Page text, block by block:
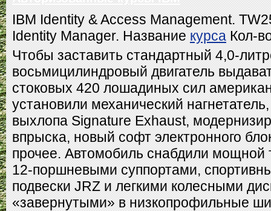
IBM Identity & Access Management.
Identity Manager. Название курса Кол-
Чтобы заставить стандартный 4,0-
восьмицилиндровый двигатель
стоковых 420 лошадиных сил
установили механический
выхлопа Signature Exhaust,
впрыска, новый софт электронного
прочее. Автомобиль снабдили мощной
12-поршневыми суппортами,
подвески JRZ и легкими колесными
«завернутыми» в низкопрофильные